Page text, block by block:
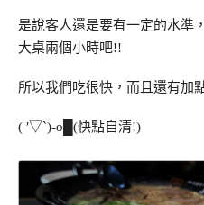
是說客人還是要有一定的水準
大桌兩個小時吧!!
所以我們吃很快，而且還有加
( ′▽`)-o█(快點自清!)